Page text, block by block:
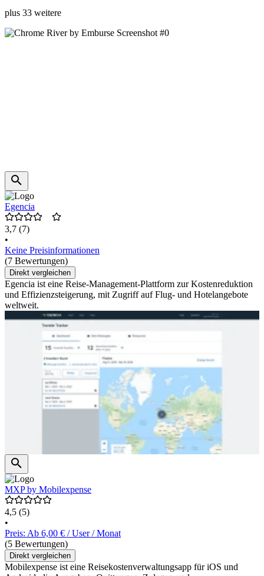
plus 33 weitere
Egencia
3,7 (7)
•
Keine Preisinformationen
(7 Bewertungen)
Direkt vergleichen
Egencia ist eine Reise-Management-Plattform zur Kostenreduktion
und Effizienzsteigerung, mit Zugriff auf Flug- und Hotelangebote
weltweit.
MXP by Mobilexpense
4,5 (5)
•
Preis: Ab 6,00 € / User / Monat
(5 Bewertungen)
Direkt vergleichen
Mobilexpense ist eine Reisekostenverwaltungsapp für iOS und